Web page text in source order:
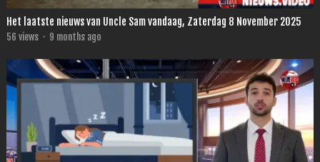
Het laatste nieuws van Uncle Sam vandaag, Zaterdag 8 November 2025
56 views · 9 months ago